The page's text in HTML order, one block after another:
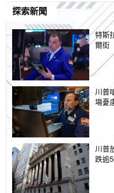
探索新聞
特斯
爾街
川普
場憂
川普
跌逾